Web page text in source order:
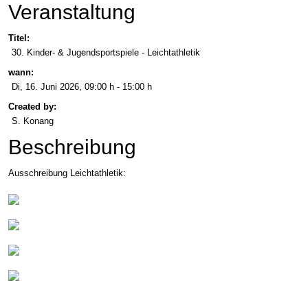
Veranstaltung
Titel:
30. Kinder- & Jugendsportspiele - Leichtathletik
wann:
Di, 16. Juni 2026, 09:00 h - 15:00 h
Created by:
S. Konang
Beschreibung
Ausschreibung Leichtathletik: